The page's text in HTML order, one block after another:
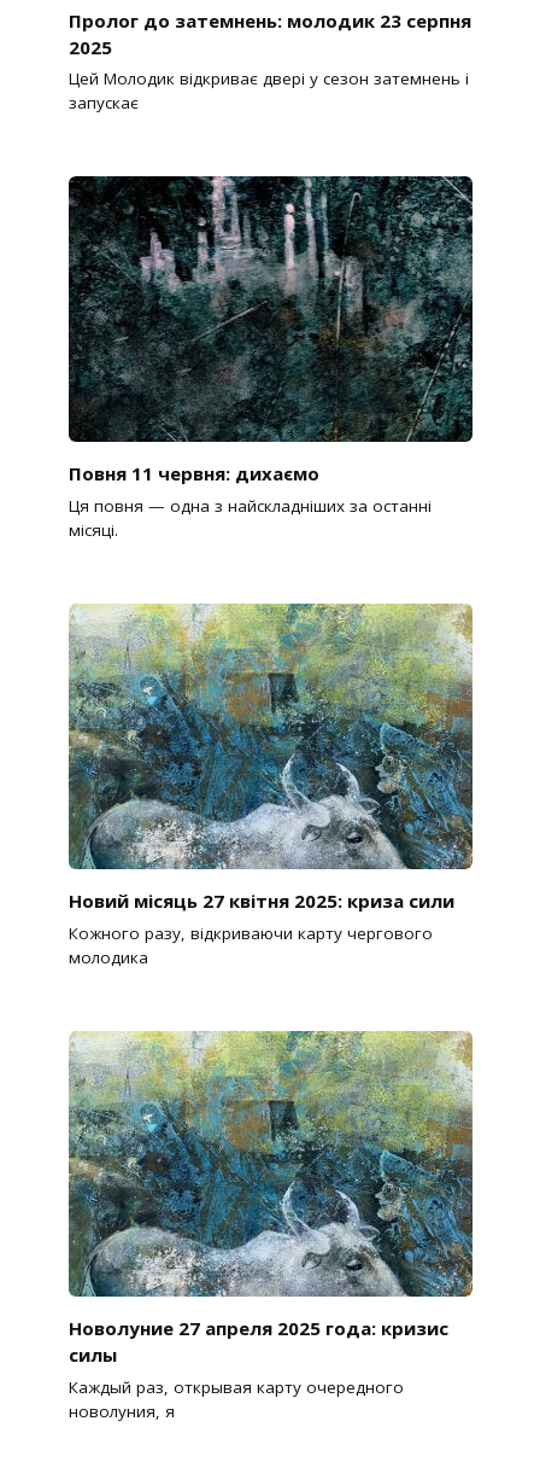
Пролог до затемнень: молодик 23 серпня
2025
Цей Молодик відкриває двері у сезон затемнень і
запускає
Повня 11 червня: дихаємо
Ця повня — одна з найскладніших за останні
місяці.
Новий місяць 27 квітня 2025: криза сили
Кожного разу, відкриваючи карту чергового
молодика
Новолуние 27 апреля 2025 года: кризис
силы
Каждый раз, открывая карту очередного
новолуния, я